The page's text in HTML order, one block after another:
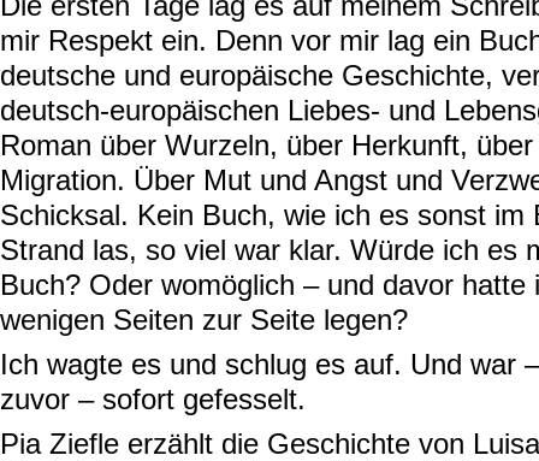
mir Respekt ein. Denn vor mir lag ein
deutsche und europäische Geschichte,
deutsch-europäischen Liebes- und
Roman über Wurzeln, über Herkunft,
Migration. Über Mut und Angst und
Schicksal. Kein Buch, wie ich es sonst im
Strand las, so viel war klar. Würde ich es
Buch? Oder womöglich – und davor hatte
wenigen Seiten zur Seite legen?
Ich wagte es und schlug es auf. Und war
zuvor – sofort gefesselt.
Pia Ziefle erzählt die Geschichte von